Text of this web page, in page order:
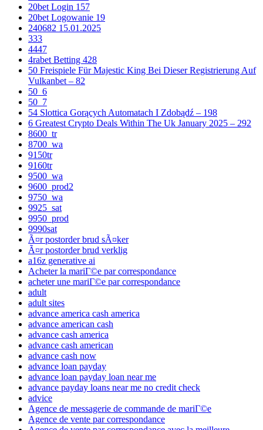
20bet Login 157
20bet Logowanie 19
240682 15.01.2025
333
4447
4rabet Betting 428
50 Freispiele Für Majestic King Bei Dieser Registrierung Auf
Vulkanbet – 82
50_6
50_7
54 Slottica Gorących Automatach I Zdobądź – 198
6 Greatest Crypto Deals Within The Uk January 2025 – 292
8600_tr
8700_wa
9150tr
9160tr
9500_wa
9600_prod2
9750_wa
9925_sat
9950_prod
9990sat
Ã¤r postorder brud sÃ¤ker
Ã¤r postorder brud verklig
a16z generative ai
Acheter la mariГ©e par correspondance
acheter une mariГ©e par correspondance
adult
adult sites
advance america cash america
advance american cash
advance cash america
advance cash american
advance cash now
advance loan payday
advance loan payday loan near me
advance payday loans near me no credit check
advice
Agence de messagerie de commande de mariГ©e
Agence de vente par correspondance